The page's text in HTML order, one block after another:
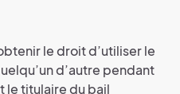
le droit d’utiliser le
d’autre pendant
le titulaire du bail